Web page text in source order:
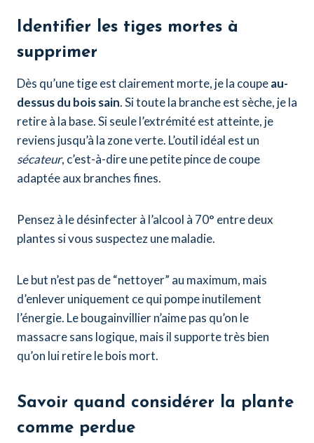
Identifier les tiges mortes à
supprimer
Dès qu’une tige est clairement morte, je la coupeau-
dessus du bois sain. Si toute la branche est sèche, je la
retire à la base. Si seule l’extrémité est atteinte, je
reviens jusqu’à la zone verte. L’outil idéal est un
sécateur, c’est-à-dire une petite pince de coupe
adaptée aux branches fines.
Pensez à le désinfecter à l’alcool à 70° entre deux
plantes si vous suspectez une maladie.
Le but n’est pas de “nettoyer” au maximum, mais
d’enlever uniquement ce qui pompe inutilement
l’énergie. Le bougainvillier n’aime pas qu’on le
massacre sans logique, mais il supporte très bien
qu’on lui retire le bois mort.
Savoir quand considérer la plante
comme perdue